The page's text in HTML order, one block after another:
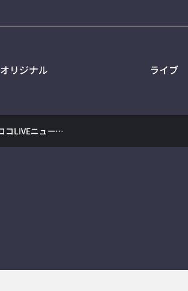
オリジナル ライブ
【#桐生ココ】あさココLIVEニュース！5月4日【#ココここ】